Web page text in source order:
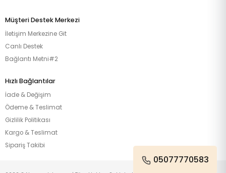
Müşteri Destek Merkezi
İletişim Merkezine Git
Canlı Destek
Bağlantı Metni#2
Hızlı Bağlantılar
İade & Değişim
Ödeme & Teslimat
Gizlilik Politikası
Kargo & Teslimat
Sipariş Takibi
05077770583